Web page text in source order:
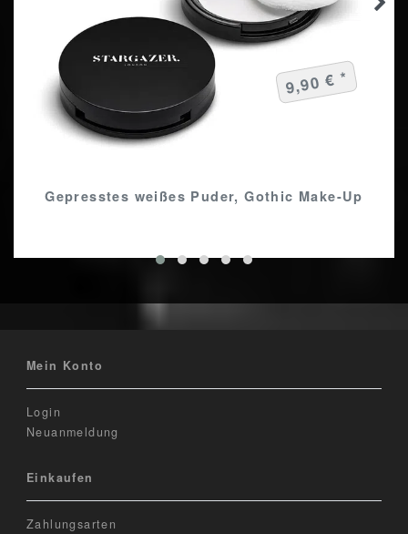
Gepresstes weißes Puder, Gothic Make-Up
9,90 € *
Mein Konto
Login
Neuanmeldung
Einkaufen
Zahlungsarten